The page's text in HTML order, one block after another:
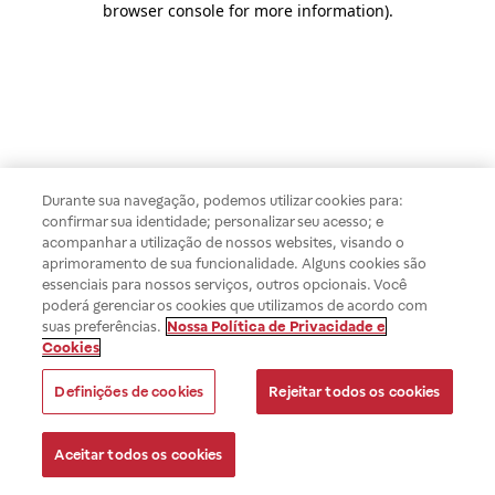
browser console for more information).
Durante sua navegação, podemos utilizar cookies para:
confirmar sua identidade; personalizar seu acesso; e
acompanhar a utilização de nossos websites, visando o
aprimoramento de sua funcionalidade. Alguns cookies são
essenciais para nossos serviços, outros opcionais. Você
poderá gerenciar os cookies que utilizamos de acordo com
suas preferências. Nossa Política de Privacidade e
Cookies
Definições de cookies Rejeitar todos os cookies
Aceitar todos os cookies